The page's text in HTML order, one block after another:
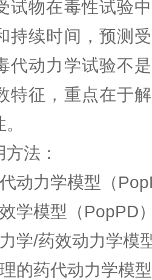
试物在毒性试验
持续时间，预测
代动力学试验不
特征，重点在于
法：
代动力学模型（
学模型（PopPD
力学/药效动力学模
理的药代动力学模